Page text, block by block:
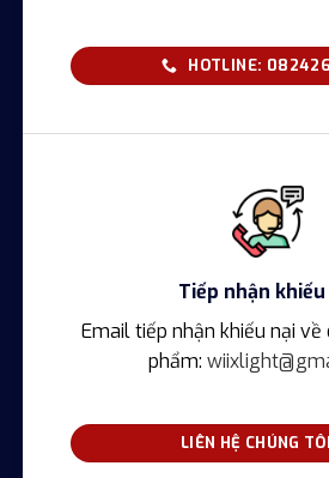
HOTLINE:
Tiếp nhận
Email tiếp nhận khiếu nại
phẩm:
LIÊN HỆ CHÚNG TÔI